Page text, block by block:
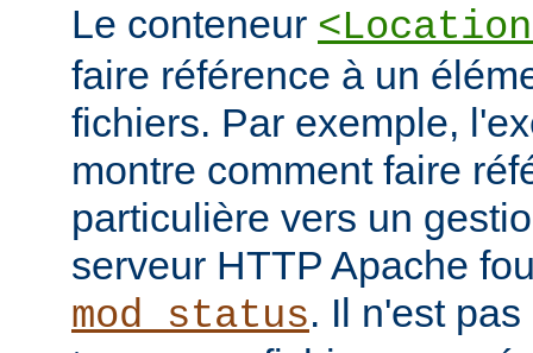
Le conteneur
faire référence à un
fichiers. Par exemple,
montre comment faire
particulière vers un
serveur HTTP Apache
mod_status. Il n'est